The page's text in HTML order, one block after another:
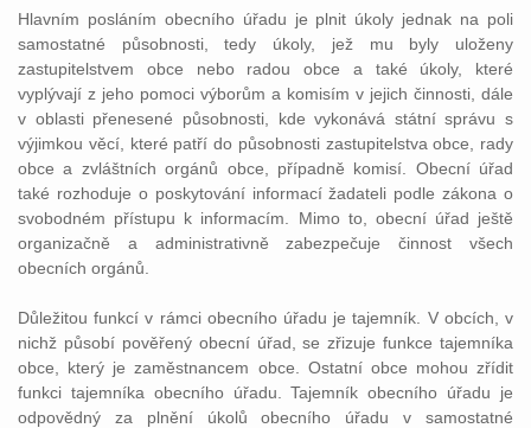
Hlavním posláním obecního úřadu je plnit úkoly jednak na poli
samostatné působnosti, tedy úkoly, jež mu byly uloženy
zastupitelstvem obce nebo radou obce a také úkoly, které
vyplývají z jeho pomoci výborům a komisím v jejich činnosti, dále
v oblasti přenesené působnosti, kde vykonává státní správu s
výjimkou věcí, které patří do působnosti zastupitelstva obce, rady
obce a zvláštních orgánů obce, případně komisí. Obecní úřad
také rozhoduje o poskytování informací žadateli podle zákona o
svobodném přístupu k informacím. Mimo to, obecní úřad ještě
organizačně a administrativně zabezpečuje činnost všech
obecních orgánů.
Důležitou funkcí v rámci obecního úřadu je tajemník. V obcích, v
nichž působí pověřený obecní úřad, se zřizuje funkce tajemníka
obce, který je zaměstnancem obce. Ostatní obce mohou zřídit
funkci tajemníka obecního úřadu. Tajemník obecního úřadu je
odpovědný za plnění úkolů obecního úřadu v samostatné